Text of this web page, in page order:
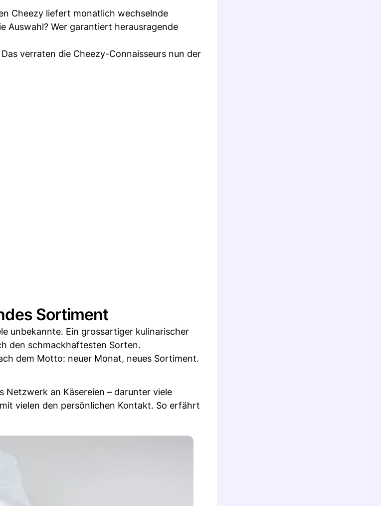
Cheezy liefert monatlich wechselnde
Auswahl? Wer garantiert herausragende
verraten die Cheezy-Connaisseurs nun der
Sortiment
unbekannte. Ein grossartiger kulinarischer
den schmackhaftesten Sorten.
dem Motto: neuer Monat, neues Sortiment.
Netzwerk an Käsereien – darunter viele
vielen den persönlichen Kontakt. So erfährt